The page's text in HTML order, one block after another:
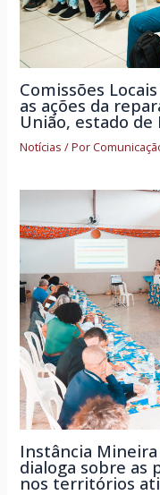
Comissões
as ações da
União, estado
Notícias / Por
Instância Mineira
dialoga sobre as
nos territórios